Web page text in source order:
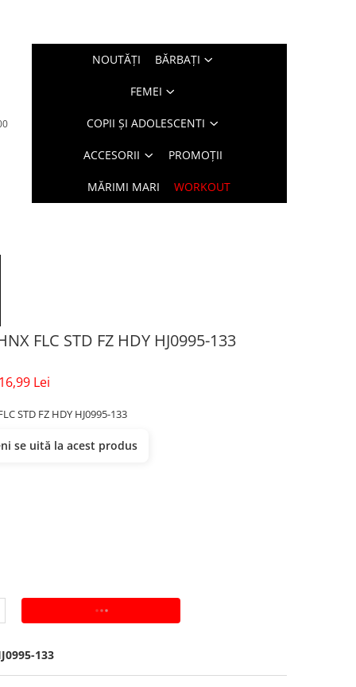
NOUTĂŢI BĂRBAŢI
FEMEI
COPII ȘI ADOLESCENTI
ACCESORII PROMOȚII
MĂRIMI MARI WORKOUT
FLC STD FZ HDY HJ0995-133
Lei
STD FZ HDY HJ0995-133
se uită la acest produs
ADAUGA IN COS
133